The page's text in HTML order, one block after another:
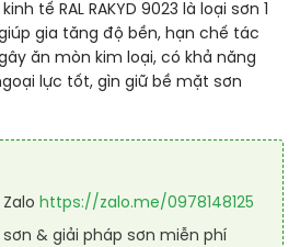
tế RAL RAKYD 9023 là loại sơn 1
gia tăng độ bền, hạn chế tác
ăn mòn kim loại, có khả năng
lực tốt, gìn giữ bề mặt sơn
https://zalo.me/0978148125
& giải pháp sơn miễn phí